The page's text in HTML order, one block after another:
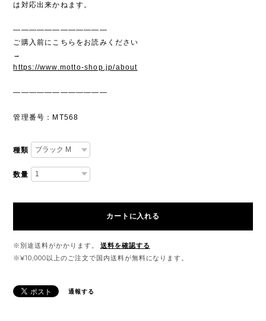
は対応出来かねます。
————————————
ご購入前にこちらをお読みください
→
https://www.motto-shop.jp/about
————————————
管理番号：MT568
種類
数量
カートに入れる
※別途送料がかかります。
送料を確認する
※¥10,000以上のご注文で国内送料が無料になります。
通報する